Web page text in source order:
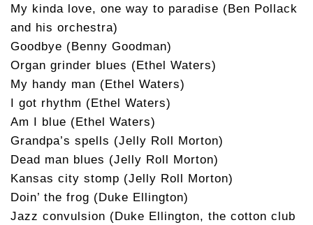
My kinda love, one way to paradise (Ben Pollack
and his orchestra)
Goodbye (Benny Goodman)
Organ grinder blues (Ethel Waters)
My handy man (Ethel Waters)
I got rhythm (Ethel Waters)
Am I blue (Ethel Waters)
Grandpa’s spells (Jelly Roll Morton)
Dead man blues (Jelly Roll Morton)
Kansas city stomp (Jelly Roll Morton)
Doin’ the frog (Duke Ellington)
Jazz convulsion (Duke Ellington, the cotton club